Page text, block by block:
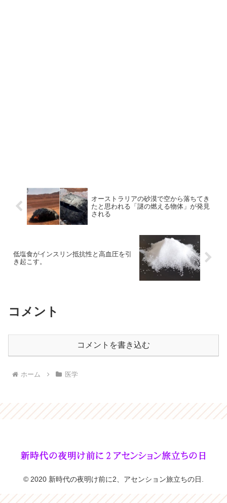
オーストラリアの砂漠で空から落ちてき
たと思われる「謎の燃える物体」が発見
される
低塩食がインスリン抵抗性と高血圧を引
き起こす。
コメント
コメントを書き込む
ホーム 医学
© 2020 新時代の夜明け前に2、アセンション旅立ちの日.